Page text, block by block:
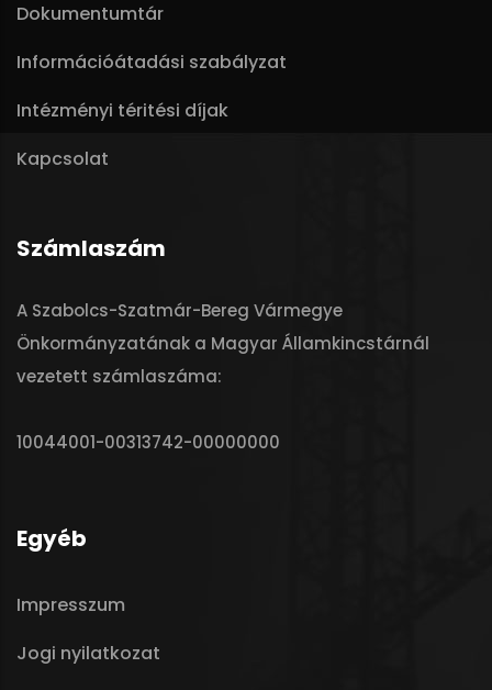
Dokumentumtár
Információátadási szabályzat
Intézményi téritési díjak
Kapcsolat
Számlaszám
A Szabolcs-Szatmár-Bereg Vármegye
Önkormányzatának a Magyar Államkincstárnál
vezetett számlaszáma:
10044001-00313742-00000000
Egyéb
Impresszum
Jogi nyilatkozat